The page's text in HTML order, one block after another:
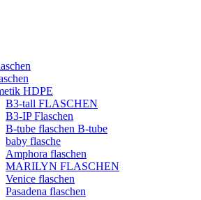
HDPE
B3-tall FLASCHEN
B3-IP Flaschen
B-tube flaschen B-tube
baby flasche
Amphora flaschen
MARILYN FLASCHEN
Venice flaschen
Pasadena flaschen